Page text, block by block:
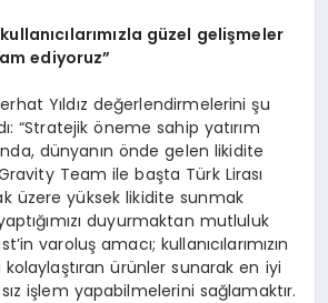
güzel gelişmeler
ediyoruz”
Yıldız değerlendirmelerini şu
“Stratejik öneme sahip yatırım
dünyanın önde gelen likidite
Team ile başta Türk Lirası
üzere yüksek likidite sunmak
duyurmaktan mutluluk
varoluş amacı; kullanıcılarımızın
kolaylaştıran ürünler sunarak en iyi
işlem yapabilmelerini sağlamaktır.